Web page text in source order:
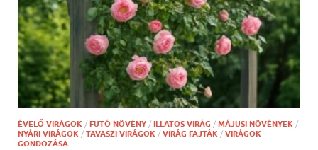
ÉVELŐ VIRÁGOK / FUTÓ NÖVÉNY / ILLATOS VIRÁG / MÁJUSI NÖVÉNYEK /
NYÁRI VIRÁGOK / TAVASZI VIRÁGOK / VIRÁG FAJTÁK / VIRÁGOK
GONDOZÁSA